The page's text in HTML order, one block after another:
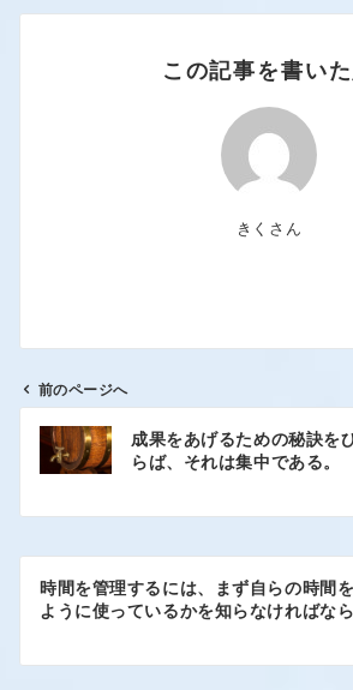
この記事を書いた
きくさん
前のページへ
成果をあげるための秘訣を
らば、それは集中である。
時間を管理するには、まず自らの時間
ように使っているかを知らなければなら